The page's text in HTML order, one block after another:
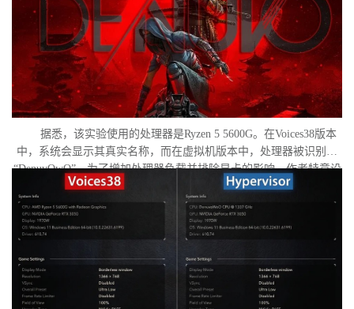
据悉，该实验使用的处理器是Ryzen 5 5600G。在Voices38版本
中，系统会显示其真实名称，而在虚拟机版本中，处理器被识别为
“DenuvOwO”。为了增加处理器负载并排除显卡的影响，作者特意设
置了低分辨率，并将所有图形设置调至“极低”模式。两项测试均在相
同条件下进行：内存完整性和基于虚拟化的安全性（VBS）均已关
闭，并且两轮测试之间电脑甚至没有重启。